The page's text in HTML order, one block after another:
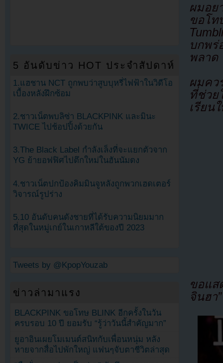
ผมอ
ขอโท
บกพ
พลาด
ผมคว
ที่ช่วย
เรียน
ขอแส
จินฮา”
5 อันดับข่าว HOT ประจำสัปดาห์
1.แฮชาน NCT ถูกพบว่าสูบบุหรี่ไฟฟ้าในวิดีโอ
เบื้องหลังฝึกซ้อม
2.ชาวเน็ตพบลิซ่า BLACKPINK และมินะ
TWICE ไปช้อปปิ้งด้วยกัน
3.The Black Label กำลังเล็งที่จะแยกตัวจาก
YG ย้ายอฟฟิศไปตึกใหม่ในฮันนัมดง
4.ชาวเน็ตปกป้องคิมมินจูหลังถูกพวกเฮดเตอร์
วิจารณ์รูปร่าง
5.10 อันดับคนดังชายที่ได้รับความนิยมมาก
ที่สุดในหมู่เกย์ในเกาหลีใต้ของปี 2023
Tweets by @KpopYouzab
ข่าวล่ามาแรง
BLACKPINK ขอโทษ BLINK อีกครั้งในวัน
ครบรอบ 10 ปี ยอมรับ “รู้ว่าวันนี้สำคัญมาก”
ยูอาอินเผยโมเมนต์สนิทกับเพื่อนหนุ่ม หลัง
หายจากสื่อไปพักใหญ่ แฟนๆจับตาชีวิตล่าสุด